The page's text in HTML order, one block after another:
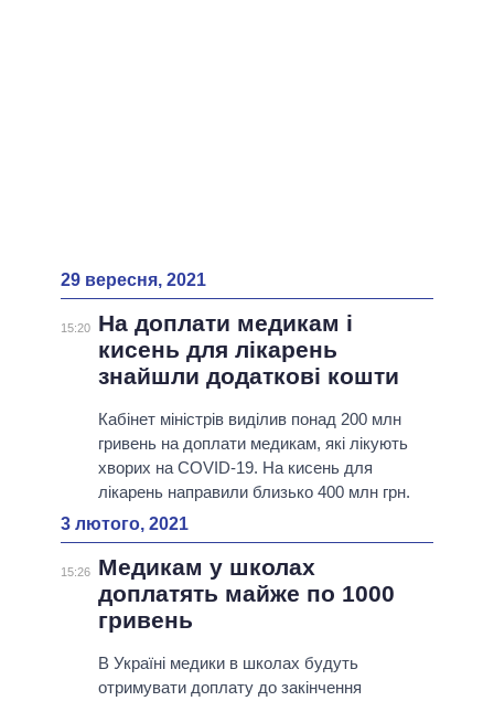
29 вересня, 2021
15:20
На доплати медикам і
кисень для лікарень
знайшли додаткові кошти
Кабінет міністрів виділив понад 200 млн
гривень на доплати медикам, які лікують
хворих на COVID-19. На кисень для
лікарень направили близько 400 млн грн.
3 лютого, 2021
15:26
Медикам у школах
доплатять майже по 1000
гривень
В Україні медики в школах будуть
отримувати доплату до закінчення